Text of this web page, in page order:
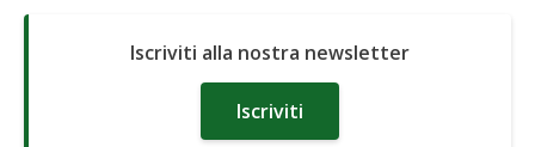
Iscriviti alla nostra newsletter
Iscriviti